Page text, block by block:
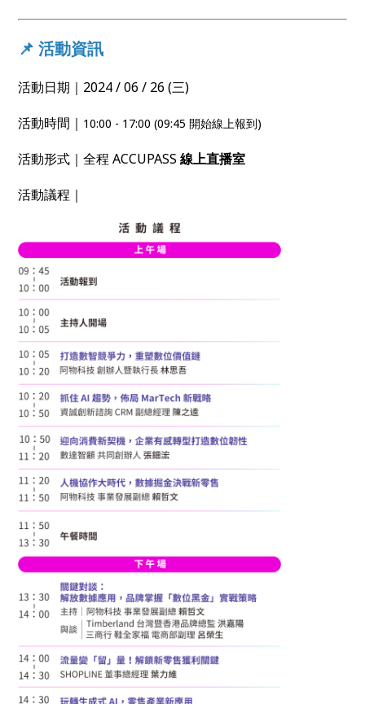
📌 活動資訊
活動日期｜2024 / 06 / 26 (三)
活動時間｜ 10:00 - 17:00 (09:45 開始線上報到)
活動形式｜全程 ACCUPASS線上直播室
活動議程｜